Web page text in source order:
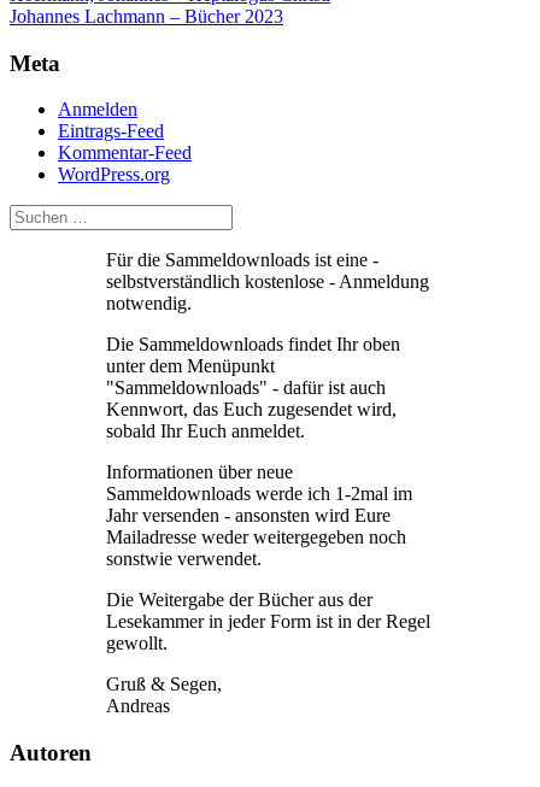
Johannes Lachmann – Bücher 2023
Meta
Anmelden
Eintrags-Feed
Kommentar-Feed
WordPress.org
Für die Sammeldownloads ist eine -
selbstverständlich kostenlose - Anmeldung
notwendig.
Die Sammeldownloads findet Ihr oben
unter dem Menüpunkt
"Sammeldownloads" - dafür ist auch
Kennwort, das Euch zugesendet wird,
sobald Ihr Euch anmeldet.
Informationen über neue
Sammeldownloads werde ich 1-2mal im
Jahr versenden - ansonsten wird Eure
Mailadresse weder weitergegeben noch
sonstwie verwendet.
Die Weitergabe der Bücher aus der
Lesekammer in jeder Form ist in der Regel
gewollt.
Gruß & Segen,
Andreas
Autoren